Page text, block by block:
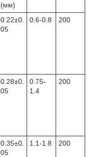
(мм)
0.22±0.
05
0.6-0.8 200
0.28±0.
05
0.75-
1.4
200
0.35±0.
05
1.1-1.8 200